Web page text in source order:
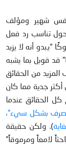
شهير ومؤلف
تناسب رد فعل
“يبدو أنه لا يزيد
قد قوبل بما يشبه
من الحقائق
أكثر جدية مما كان
كل الحقائق عندما
بشكل سيء”،
). ولكن حقيقة
لامعاً ومرموقاً”